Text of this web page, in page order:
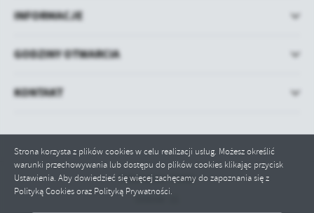
Strona korzysta z plików cookies w celu realizacji usług. Możesz określić
warunki przechowywania lub dostępu do plików cookies klikając przycisk
Ustawienia. Aby dowiedzieć się więcej zachęcamy do zapoznania się z
Polityką Cookies oraz Polityką Prywatności.
INFORMACJE
GODZINY OTWARCIA
KONTAKT
Odwiedzin: 72466
Online: 11